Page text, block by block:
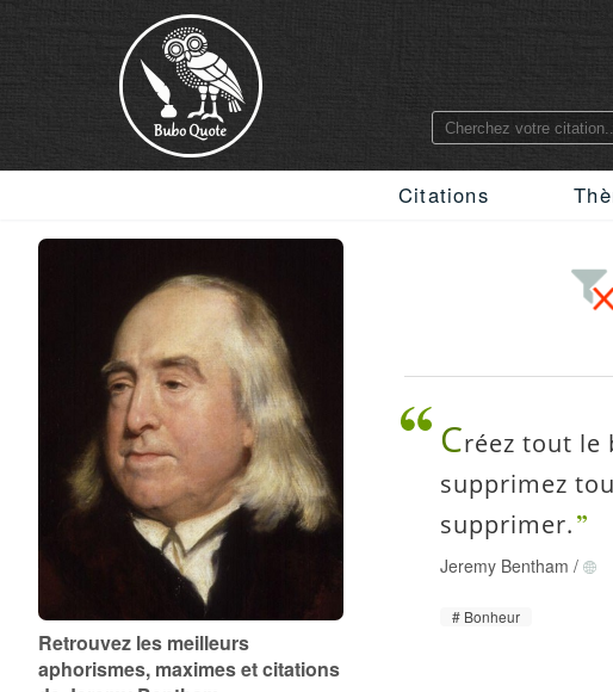
Citations
Retrouvez les meilleurs
aphorismes, maximes et citations
Créez tout le
supprimez
supprimer.
Jeremy Bentham /
Bonheur